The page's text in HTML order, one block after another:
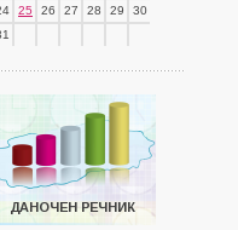
25 26 27 28 29
30